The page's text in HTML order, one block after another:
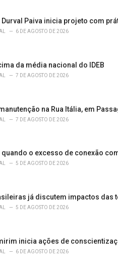
Durval Paiva inicia projeto com
6 DE AGOSTO DE 2026
da média nacional do IDEB
7 DE AGOSTO DE 2026
na Rua Itália, em
7 DE AGOSTO DE 2026
o excesso de conexão
5 DE AGOSTO DE 2026
já discutem impactos das
5 DE AGOSTO DE 2026
inicia ações de
6 DE AGOSTO DE 2026